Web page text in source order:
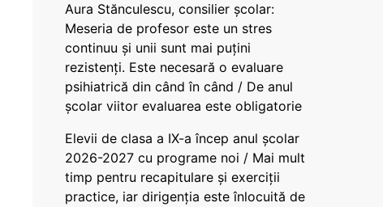
Aura Stănculescu, consilier școlar:
Meseria de profesor este un stres
continuu și unii sunt mai puțini
rezistenți. Este necesară o evaluare
psihiatrică din când în când / De anul
școlar viitor evaluarea este obligatorie
Elevii de clasa a IX-a încep anul școlar
2026-2027 cu programe noi / Mai mult
timp pentru recapitulare și exerciții
practice, iar dirigenția este înlocuită de